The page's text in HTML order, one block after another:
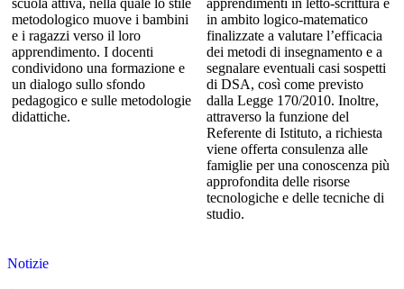
scuola attiva, nella quale lo stile
metodologico muove i bambini
e i ragazzi verso il loro
apprendimento. I docenti
condividono una formazione e
un dialogo sullo sfondo
pedagogico e sulle metodologie
didattiche.
apprendimenti in letto-scrittura e
in ambito logico-matematico
finalizzate a valutare l’efficacia
dei metodi di insegnamento e a
segnalare eventuali casi sospetti
di DSA, così come previsto
dalla Legge 170/2010. Inoltre,
attraverso la funzione del
Referente di Istituto, a richiesta
viene offerta consulenza alle
famiglie per una conoscenza più
approfondita delle risorse
tecnologiche e delle tecniche di
studio.
Notizie